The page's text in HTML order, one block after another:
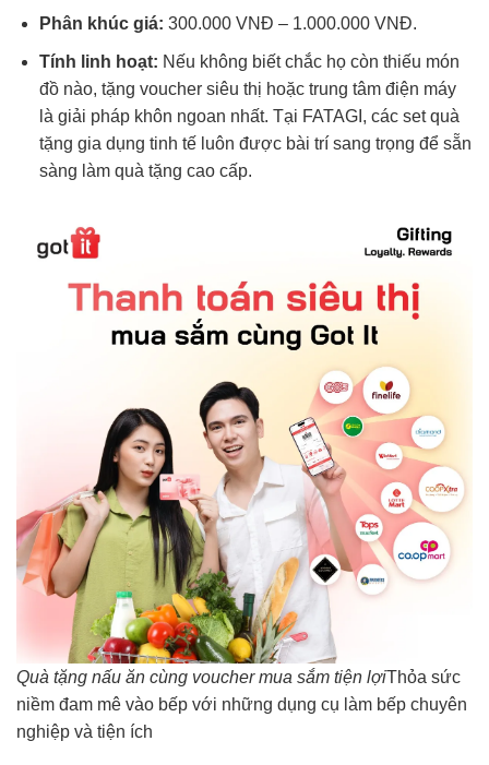
Phân khúc giá: 300.000 VNĐ – 1.000.000 VNĐ.
Tính linh hoạt: Nếu không biết chắc họ còn thiếu món
đồ nào, tặng voucher siêu thị hoặc trung tâm điện máy
là giải pháp khôn ngoan nhất. Tại FATAGI, các set quà
tặng gia dụng tinh tế luôn được bài trí sang trọng để sẵn
sàng làm quà tặng cao cấp.
Quà tặng nấu ăn cùng voucher mua sắm tiện lợiThỏa sức
niềm đam mê vào bếp với những dụng cụ làm bếp chuyên
nghiệp và tiện ích